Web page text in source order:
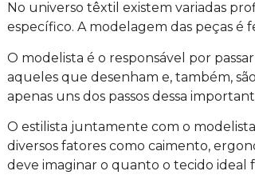
No universo têxtil existem variadas
específico. A modelagem das peças é
O modelista é o responsável por
aqueles que desenham e, também,
apenas uns dos passos dessa
O estilista juntamente com o
diversos fatores como caimento,
deve imaginar o quanto o tecido ideal